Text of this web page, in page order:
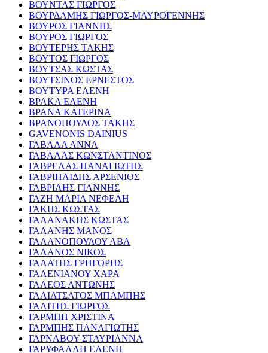
ΒΟΥΝΤΑΣ ΓΙΩΡΓΟΣ
ΒΟΥΡΔΑΜΗΣ ΓΙΩΡΓΟΣ-ΜΑΥΡΟΓΕΝΝΗΣ
ΒΟΥΡΟΣ ΓΙΑΝΝΗΣ
ΒΟΥΡΟΣ ΓΙΩΡΓΟΣ
ΒΟΥΤΕΡΗΣ ΤΑΚΗΣ
ΒΟΥΤΟΣ ΓΙΩΡΓΟΣ
ΒΟΥΤΣΑΣ ΚΩΣΤΑΣ
ΒΟΥΤΣΙΝΟΣ ΕΡΝΕΣΤΟΣ
ΒΟΥΤΥΡΑ ΕΛΕΝΗ
ΒΡΑΚΑ ΕΛΕΝΗ
ΒΡΑΝΑ ΚΑΤΕΡΙΝΑ
ΒΡΑΝΟΠΟΥΛΟΣ ΤΑΚΗΣ
GAVENONIS DAINIUS
ΓΑΒΑΛΑ ΑΝΝΑ
ΓΑΒΑΛΑΣ ΚΩΝΣΤΑΝΤΙΝΟΣ
ΓΑΒΡΕΛΑΣ ΠΑΝΑΓΙΩΤΗΣ
ΓΑΒΡΙΗΛΙΔΗΣ ΑΡΣΕΝΙΟΣ
ΓΑΒΡΙΛΗΣ ΓΙΑΝΝΗΣ
ΓΑΖΗ ΜΑΡΙΑ ΝΕΦΕΛΗ
ΓΑΚΗΣ ΚΩΣΤΑΣ
ΓΑΛΑΝΑΚΗΣ ΚΩΣΤΑΣ
ΓΑΛΑΝΗΣ ΜΑΝΟΣ
ΓΑΛΑΝΟΠΟΥΛΟΥ ΑΒΑ
ΓΑΛΑΝΟΣ ΝΙΚΟΣ
ΓΑΛΑΤΗΣ ΓΡΗΓΟΡΗΣ
ΓΑΛΕΝΙΑΝΟΥ ΧΑΡΑ
ΓΑΛΕΟΣ ΑΝΤΩΝΗΣ
ΓΑΛΙΑΤΣΑΤΟΣ ΜΠΑΜΠΗΣ
ΓΑΛΙΤΗΣ ΓΙΩΡΓΟΣ
ΓΑΡΜΠΗ ΧΡΙΣΤΙΝΑ
ΓΑΡΜΠΗΣ ΠΑΝΑΓΙΩΤΗΣ
ΓΑΡΝΑΒΟΥ ΣΤΑΥΡΙΑΝΝΑ
ΓΑΡΥΦΑΛΛΗ ΕΛΕΝΗ